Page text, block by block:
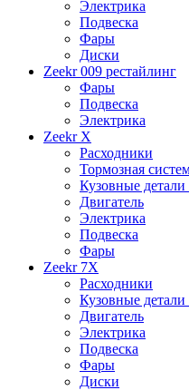
Электрика
Подвеска
Фары
Диски
Zeekr 009 рестайлинг
Фары
Подвеска
Электрика
Zeekr X
Расходники
Тормозная
Кузовные детали
Двигатель
Электрика
Подвеска
Фары
Zeekr 7X
Расходники
Кузовные детали
Двигатель
Электрика
Подвеска
Фары
Диски